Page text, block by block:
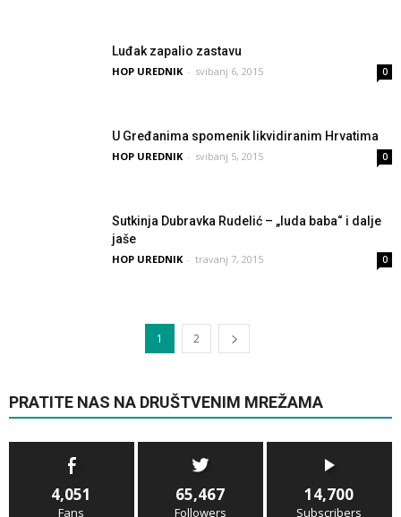
Luđak zapalio zastavu
HOP UREDNIK - svibanj 6, 2015 0
U Gređanima spomenik likvidiranim Hrvatima
HOP UREDNIK - svibanj 5, 2015 0
Sutkinja Dubravka Rudelić – „luda baba“ i dalje
jaše
HOP UREDNIK - travanj 7, 2015 0
1 2
PRATITE NAS NA DRUŠTVENIM MREŽAMA
4,051
Fans
65,467
Followers
14,700
Subscribers